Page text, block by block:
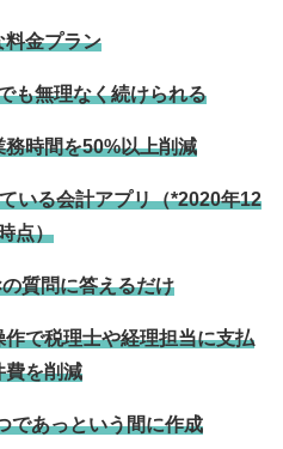
料金プラン
も無理なく続けられる
時間を50%以上削減
いる会計アプリ（*2020年12
点）
質問に答えるだけ
で税理士や経理担当に支払
費を削減
であっという間に作成